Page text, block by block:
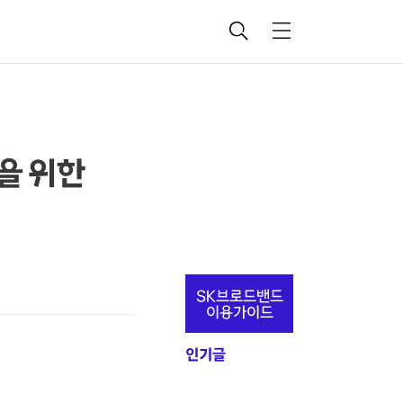
검
메
위한
추
정
보
SK브로드밴드
이용가이드
인기글